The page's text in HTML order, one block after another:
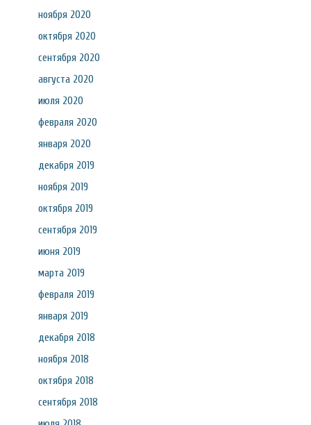
ноября 2020
октября 2020
сентября 2020
августа 2020
июля 2020
февраля 2020
января 2020
декабря 2019
ноября 2019
октября 2019
сентября 2019
июня 2019
марта 2019
февраля 2019
января 2019
декабря 2018
ноября 2018
октября 2018
сентября 2018